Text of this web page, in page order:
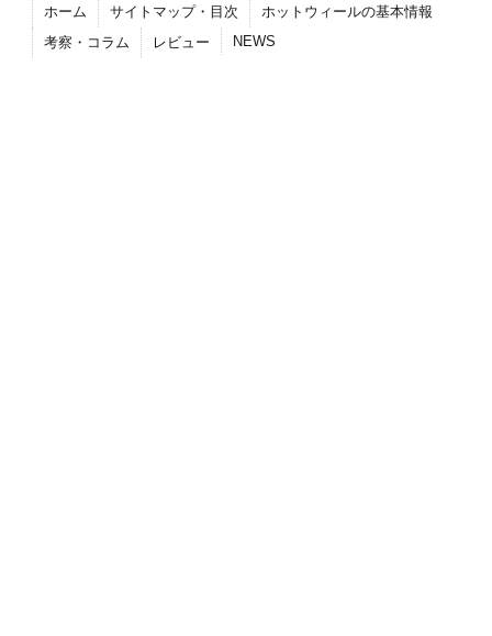
ホーム サイトマップ・目次
ホットウィールの基本情報
考察・コラム
レビュー NEWS